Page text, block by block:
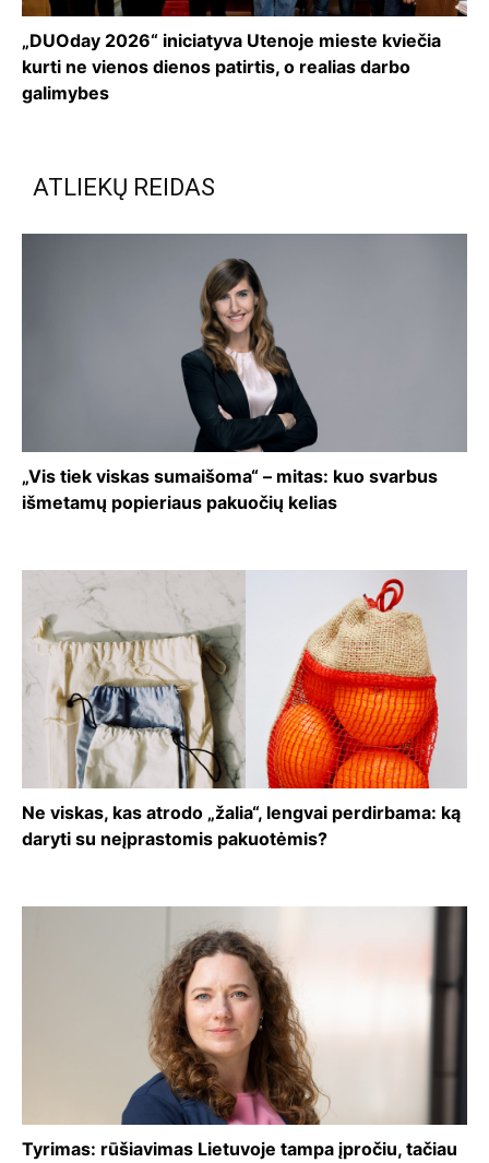
„DUOday 2026“ iniciatyva Utenoje mieste kviečia
kurti ne vienos dienos patirtis, o realias darbo
galimybes
ATLIEKŲ REIDAS
„Vis tiek viskas sumaišoma“ – mitas: kuo svarbus
išmetamų popieriaus pakuočių kelias
Ne viskas, kas atrodo „žalia“, lengvai perdirbama: ką
daryti su neįprastomis pakuotėmis?
Tyrimas: rūšiavimas Lietuvoje tampa įpročiu, tačiau